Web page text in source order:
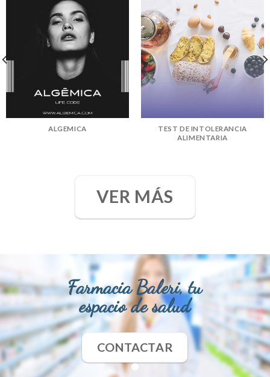
ALGEMICA
TEST DE INTOLERANCIA
ALIMENTARIA
VER MÁS
Farmacia Baleri, tu
espacio de salud
CONTACTAR